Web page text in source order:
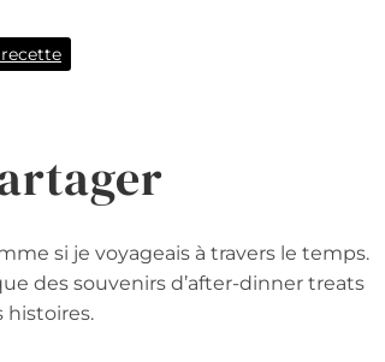
si je voyageais à travers le temps.
des souvenirs d’after-dinner treats
histoires.